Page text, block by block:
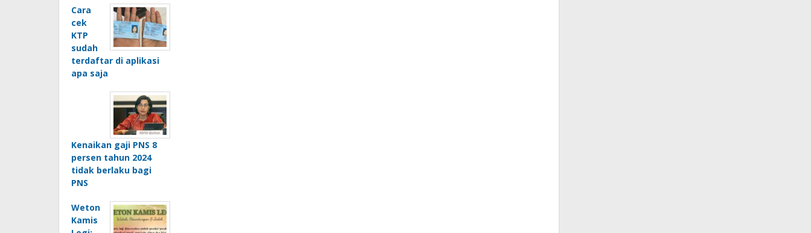
Cara
cek
KTP
sudah
terdaftar di aplikasi
apa saja
Kenaikan gaji PNS 8
persen tahun 2024
tidak berlaku bagi
PNS
Weton
Kamis